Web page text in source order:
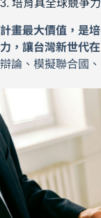
3. 培育具全球競爭
計畫最大價值，是
力，讓台灣新世代
辯論、模擬聯合國